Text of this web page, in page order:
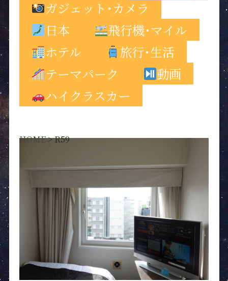
ガジェット･カメラ
日本
飛行機･マイル
ホテル
旅行･生活
テーマパーク
動画
ハイクラスカー
HOME>R59